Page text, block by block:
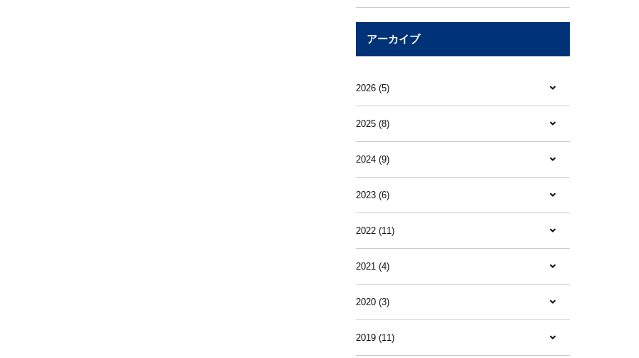
アーカイブ
2026 (5)
2025 (8)
2024 (9)
2023 (6)
2022 (11)
2021 (4)
2020 (3)
2019 (11)